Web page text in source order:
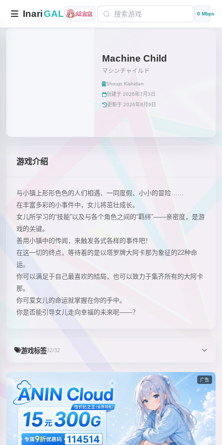
InariGAL 0 Mbps
Machine Child
マシンチャイルド
Shoujo Kishidan
创建于 2026年7月3日
更新于 2026年8月9日
游戏介绍
与小镇上形形色色的人们相遇、一同度假、小小的冒险……
在丰富多彩的小事件中，女儿将茁壮成长。
女儿所学习的“技能”以及与各个角色之间的“羁绊”——亲密度，是游
戏的关键。
善用小镇中的传闻，来触发各式各样的事件吧！
在这一切的终点，等待着的是以塔罗牌大阿卡那为象征的22种命
运。
你可以满足于自己最喜欢的结局，也可以致力于集齐所有的大阿卡
那。
你可爱女儿的命运就掌握在你的手中。
你是否能引导女儿走向幸福的未来呢——？
游戏标签32/32
广告